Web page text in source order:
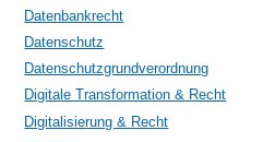
Datenbankrecht
Datenschutz
Datenschutzgrundverordnung
Digitale Transformation & Recht
Digitalisierung & Recht